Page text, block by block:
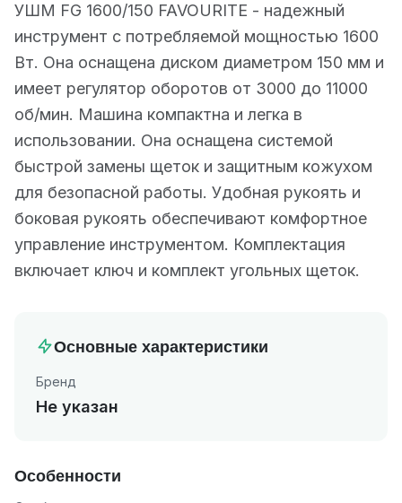
УШМ FG 1600/150 FAVOURITE - надежный
инструмент с потребляемой мощностью 1600
Вт. Она оснащена диском диаметром 150 мм и
имеет регулятор оборотов от 3000 до 11000
об/мин. Машина компактна и легка в
использовании. Она оснащена системой
быстрой замены щеток и защитным кожухом
для безопасной работы. Удобная рукоять и
боковая рукоять обеспечивают комфортное
управление инструментом. Комплектация
включает ключ и комплект угольных щеток.
Основные характеристики
Бренд
Не указан
Особенности